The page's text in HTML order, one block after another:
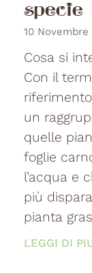
10 Novembre
Cosa si
Con il
un
quelle
foglie
l’acqua e
più
pianta
LEGGI DI